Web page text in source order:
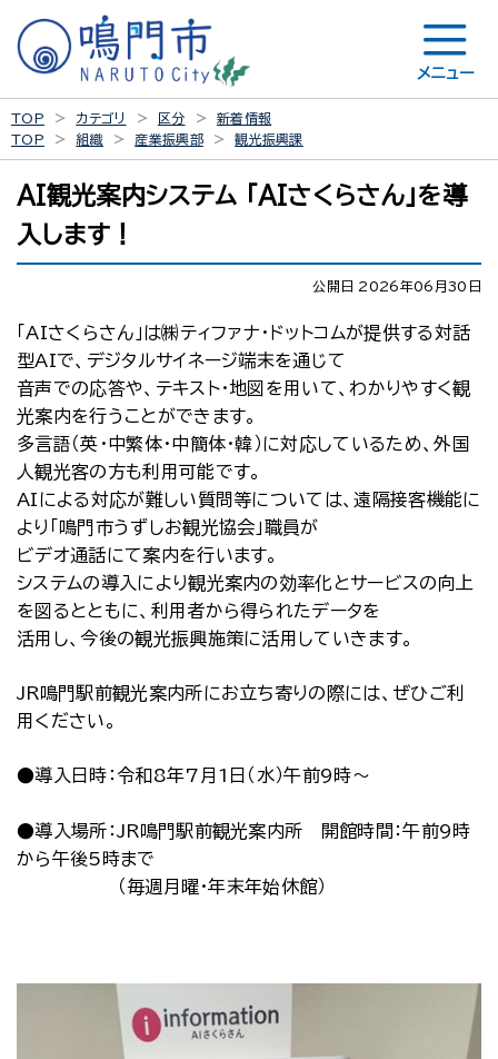
メニュー
TOP カテゴリ 区分
新着情報
TOP
組織 産業振興部 観光振興課
AI観光案内システム 「AIさくらさん」を導
入します！
公開日 2026年06月30日
「AIさくらさん」は㈱ティファナ・ドットコムが提供する対話
型AIで、デジタルサイネージ端末を通じて
音声での応答や、テキスト・地図を用いて、わかりやすく観
光案内を行うことができます。
多言語（英・中繁体・中簡体・韓）に対応しているため、外国
人観光客の方も利用可能です。
AIによる対応が難しい質問等については、遠隔接客機能に
より「鳴門市うずしお観光協会」職員が
ビデオ通話にて案内を行います。
システムの導入により観光案内の効率化とサービスの向上
を図るとともに、利用者から得られたデータを
活用し、今後の観光振興施策に活用していきます。
JR鳴門駅前観光案内所にお立ち寄りの際には、ぜひご利
用ください。
●導入日時：令和8年7月1日（水）午前9時～
●導入場所：JR鳴門駅前観光案内所 開館時間：午前9時
から午後5時まで
（毎週月曜・年末年始休館）